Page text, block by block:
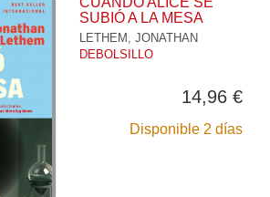
SUBIÓ A LA MESA
LETHEM, JONATHAN
DEBOLSILLO
14,96 €
Disponible 2 días